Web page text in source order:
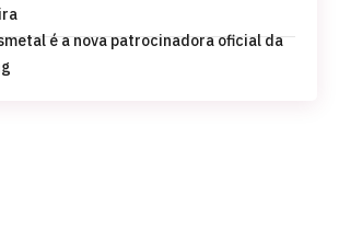
é a nova patrocinadora oficial da